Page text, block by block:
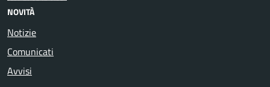
NOVITÀ
Notizie
Comunicati
Avvisi